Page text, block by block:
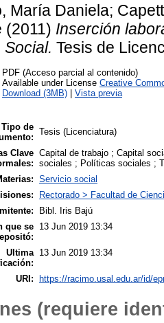
María Daniela;
(2011) Inserción
Social. Tesis de
PDF (Acceso parcial al contenido)
Available under License Creative
Download (3MB)
Vista previa
Tipo de Tesis (Licenciatura)
Clave Capital de trabajo ; Capital
sociales ; Políticas sociales ;
Servicio social
Rectorado > Facultad de
Bibl. Iris Bajú
que se 13 Jun 2019 13:34
Ultima 13 Jun 2019 13:34
URI: https://racimo.usal.edu.ar/id/
(requiere